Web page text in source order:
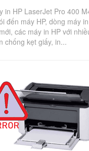
in HP LaserJet Pro 400
đến máy HP, dòng máy
các máy in HP với
chống kẹt giấy, in...